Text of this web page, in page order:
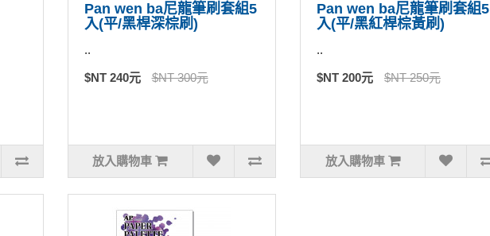
Pan wen ba尼龍筆刷套組5
入(平/黑桿深棕刷)
..
$NT 240元 $NT 300元
放入購物車
Pan wen ba尼龍筆刷套組5
入(平/黑紅桿棕黃刷)
..
$NT 200元 $NT 250元
放入購物車